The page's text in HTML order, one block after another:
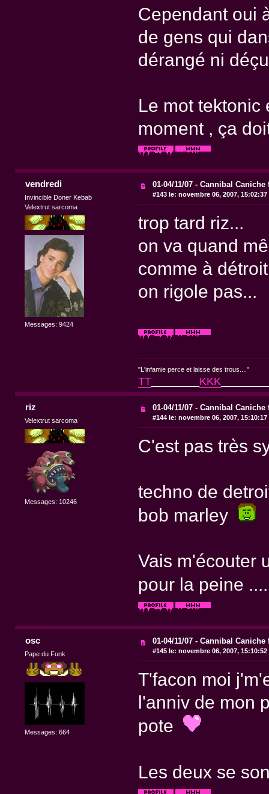
Cependant oui
de gens qui
dérangé ni
Le mot tektonic
moment , ça
vendredi
Invincible Doner Kebab
Velextrut sarcoma
Messages: 9424
01-04/11/07 - Cannibal
#143 le: novembre 06, 2007, 15:02:37
trop tard riz...
on va quand
comme à
on rigole pas...
"L'infamie perce et laisse des trous...."
TT________ KKK
riz
Velextrut sarcoma
Messages: 10246
01-04/11/07 - Cannibal
#144 le: novembre 06, 2007, 15:10:17
C'est pas très
techno de
bob marley
Vais m'écouter
pour la peine
osc
Pape du Funk
Messages: 664
01-04/11/07 - Cannibal
#145 le: novembre 06, 2007, 15:10:52
T'facon moi
l'anniv de mon
pote
Les deux se